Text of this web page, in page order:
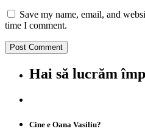
Save my name, email, and
time I comment.
Hai să lucrăm
Cine e Oana Vasiliu?